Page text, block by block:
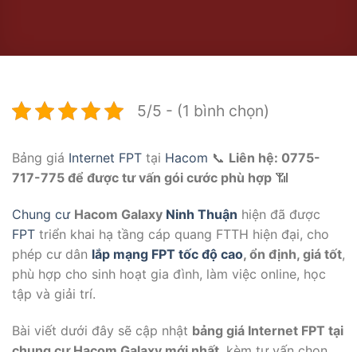
5/5 - (1 bình chọn)
Bảng giá Internet FPT tại Hacom 📞 Liên hệ: 0775-
717-775 để được tư vấn gói cước phù hợp 📶
Chung cư Hacom Galaxy Ninh Thuận hiện đã được
FPT triển khai hạ tầng cáp quang FTTH hiện đại, cho
phép cư dân lắp mạng FPT tốc độ cao, ổn định, giá tốt,
phù hợp cho sinh hoạt gia đình, làm việc online, học
tập và giải trí.
Bài viết dưới đây sẽ cập nhật bảng giá Internet FPT tại